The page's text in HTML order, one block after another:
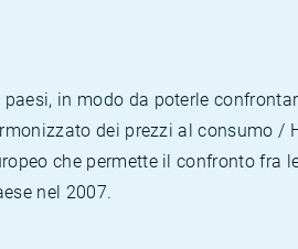
in modo da poterle
dei prezzi al consumo /
che permette il confronto fra
nel 2007.